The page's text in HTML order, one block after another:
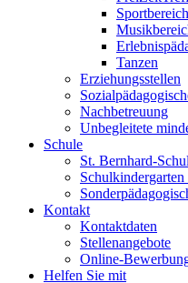
Sportbereich
Tanzen
Erziehungsstellen
Nachbetreuung
Unbegleitete
Schule
St. Bernhard-
Schulkindergarten
Kontakt
Kontaktdaten
Stellenangebote
Online-
Helfen Sie mit